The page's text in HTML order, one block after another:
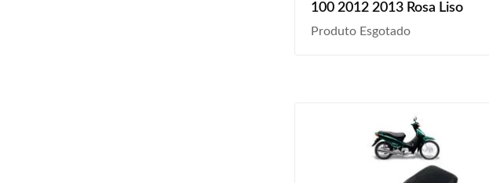
100 2012 2013 Rosa Liso
Produto Esgotado